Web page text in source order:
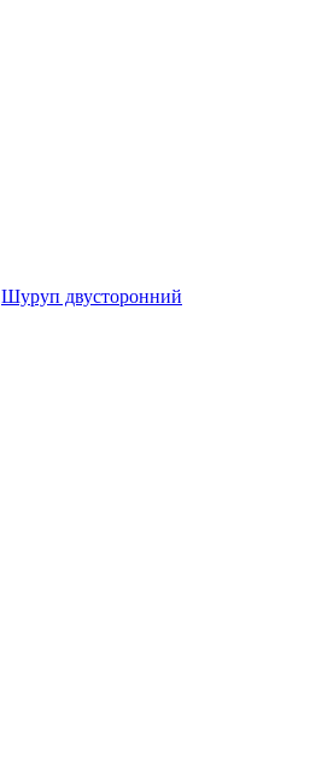
Шуруп двусторонний